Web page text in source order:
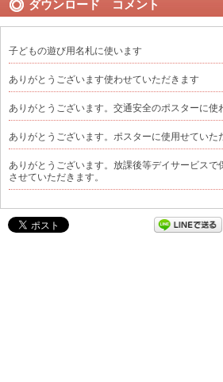
ダウンロード コメント
子どもの遊び用名札に使います
ありがとうございます使わせていただきます
ありがとうございます。交通安全のポスターに使
ありがとうございます。ポスターに使用せていた
ありがとうございます。放課後等デイサービスで
させていただきます。